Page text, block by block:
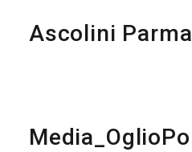
Ascolini Parma
Media_OglioPo